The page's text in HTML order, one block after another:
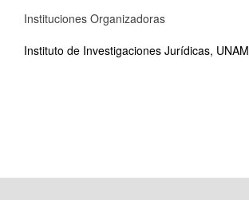
Instituciones Organizadoras
Instituto de Investigaciones Jurídicas, UNAM